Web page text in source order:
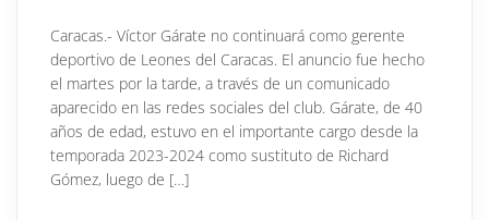
Caracas.- Víctor Gárate no continuará como gerente
deportivo de Leones del Caracas. El anuncio fue hecho
el martes por la tarde, a través de un comunicado
aparecido en las redes sociales del club. Gárate, de 40
años de edad, estuvo en el importante cargo desde la
temporada 2023-2024 como sustituto de Richard
Gómez, luego de […]